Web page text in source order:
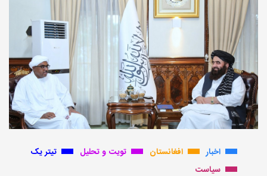
اخبار افغانستان تویت و تحلیل
تیتر یک
سیاست